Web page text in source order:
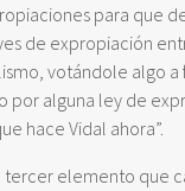
para que
de expropiación
votándole algo
por alguna ley de
hace Vidal ahora”.
tercer elemento que